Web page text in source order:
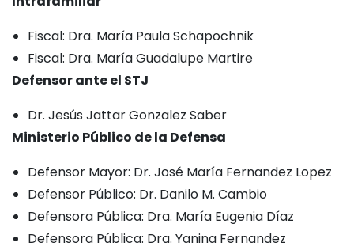
Fiscal: Dra. María Paula Schapochnik
Fiscal: Dra. María Guadalupe Martire
Defensor ante el STJ
Dr. Jesús Jattar Gonzalez Saber
Ministerio Público de la Defensa
Defensor Mayor: Dr. José María Fernandez Lopez
Defensor Público: Dr. Danilo M. Cambio
Defensora Pública: Dra. María Eugenia Díaz
Defensora Pública: Dra. Yanina Fernandez